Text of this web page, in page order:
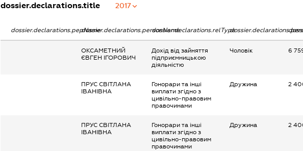
dossier.declarations.title 2017
dossier.declarations.pepNamedossier.declarations.personNamedossier.declarations.relType
ОКСАМЕТНИЙ
ЄВГЕН ІГОРОВИЧ
Дохід від зайняття
підприємницькою
діяльністю
Чоловік 6
ПРУС СВІТЛАНА
ІВАНІВНА
Гонорари та інші
виплати згідно з
цивільно-правовим
правочинами
Дружина 2
ПРУС СВІТЛАНА
ІВАНІВНА
Гонорари та інші
виплати згідно з
цивільно-правовим
правочинами
Дружина 2